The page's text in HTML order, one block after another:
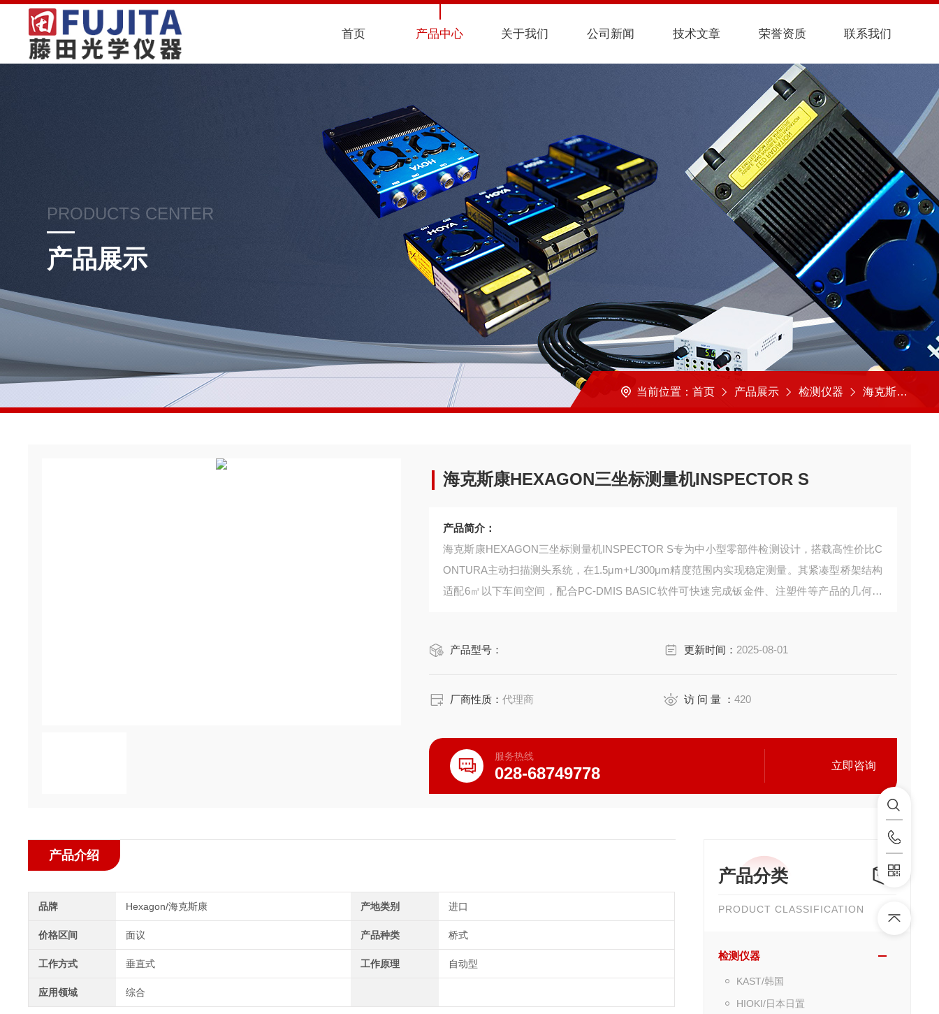
首页 产品中心 关于我们 公司新闻 技术文章 荣誉资质 联系我们
PRODUCTS CENTER
产品展示
当前位置： 首页 产品展示 检测仪器 海克斯康HEXAGON
海克斯康HEXAGON三坐标测量机INSPECTOR S
产品简介：
海克斯康HEXAGON三坐标测量机INSPECTOR S专为中小型零部件检测设计，搭载高性价比C
ONTURA主动扫描测头系统，在1.5μm+L/300μm精度范围内实现稳定测量。其紧凑型桥架结构
适配6㎡以下车间空间，配合PC-DMIS BASIC软件可快速完成钣金件、注塑件等产品的几何量
产品型号： 更新时间： 2025-08-01
厂商性质：代理商 访 问 量 ：420
服务热线
028-68749778 立即咨询
产品分类
PRODUCT CLASSIFICATION
检测仪器
KAST/韩国
HIOKI/日本日置
产品介绍
品牌 Hexagon/海克斯康 产地类别 进口
价格区间 面议 产品种类 桥式
工作方式 垂直式 工作原理 自动型
应用领域 综合